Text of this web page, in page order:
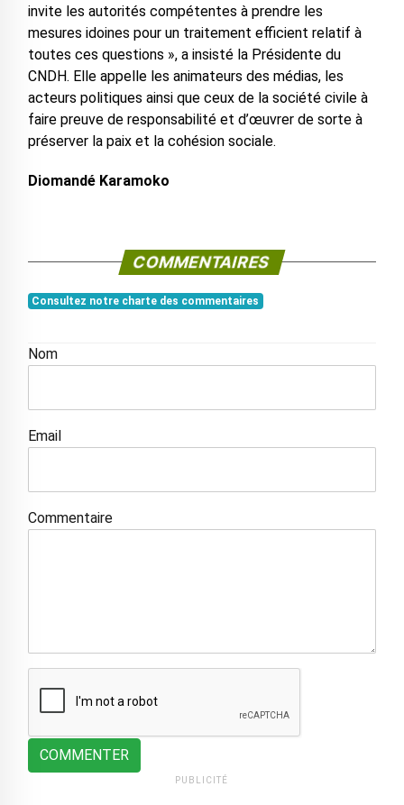
invite les autorités compétentes à prendre les
mesures idoines pour un traitement efficient relatif à
toutes ces questions », a insisté la Présidente du
CNDH. Elle appelle les animateurs des médias, les
acteurs politiques ainsi que ceux de la société civile à
faire preuve de responsabilité et d’œuvrer de sorte à
préserver la paix et la cohésion sociale.
Diomandé Karamoko
COMMENTAIRES
Consultez notre charte des commentaires
Nom
Email
Commentaire
COMMENTER
PUBLICITÉ